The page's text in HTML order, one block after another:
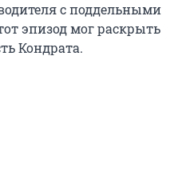
с поддельными
эпизод мог раскрыть
Кондрата.